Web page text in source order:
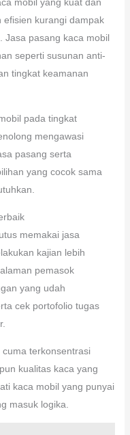
kurangi dampak
Jasa pasang kaca mobil
seperti susunan anti-
tingkat keamanan
pada tingkat
mengawasi
pasang serta
yang cocok sama
memakai jasa
kajian lebih
pemasok
yang udah
cek portofolio tugas
cuma terkonsentrasi
kualitas kaca yang
kaca mobil yang punyai
masuk logika.